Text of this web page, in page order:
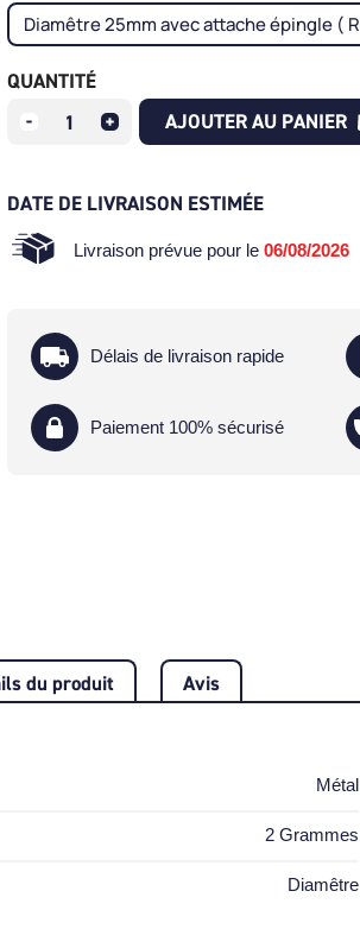
QUANTITÉ
AJOUTER AU PANIER
DATE DE LIVRAISON ESTIMÉE
Livraison prévue pour le 06/08/2026
Délais de livraison rapide
Paiement 100% sécurisé
du produit Avis
Métal
2 Grammes
Diamêtre